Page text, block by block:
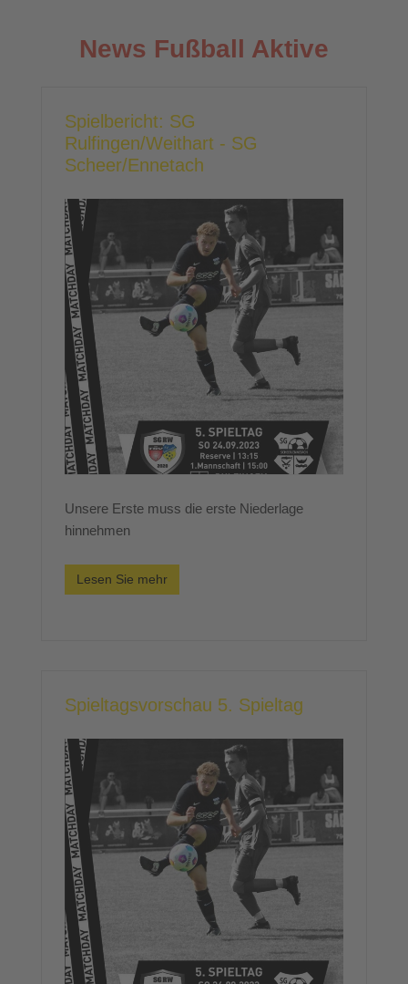
News Fußball Aktive
Spielbericht: SG
Rulfingen/Weithart - SG
Scheer/Ennetach
Unsere Erste muss die erste Niederlage
hinnehmen
Lesen Sie mehr
Spieltagsvorschau 5. Spieltag